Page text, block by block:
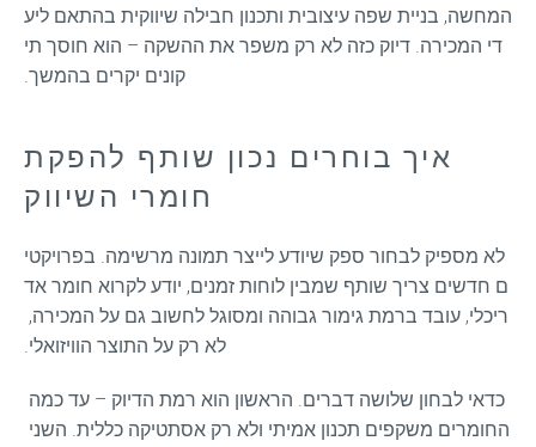
המחשה, בניית שפה עיצובית ותכנון חבילה שיווקית בהתאם ליע
די המכירה. דיוק כזה לא רק משפר את ההשקה – הוא חוסך תי
קונים יקרים בהמשך.
איך בוחרים נכון שותף להפקת
חומרי השיווק
לא מספיק לבחור ספק שיודע לייצר תמונה מרשימה. בפרויקטי
ם חדשים צריך שותף שמבין לוחות זמנים, יודע לקרוא חומר אד
לא רק על התוצר הוויזואלי.